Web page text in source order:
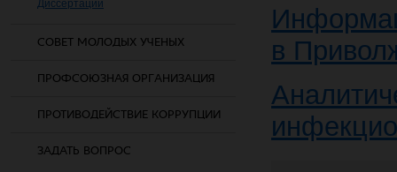
Диссертации
СОВЕТ МОЛОДЫХ УЧЕНЫХ
ПРОФСОЮЗНАЯ ОРГАНИЗАЦИЯ
ПРОТИВОДЕЙСТВИЕ КОРРУПЦИИ
ЗАДАТЬ ВОПРОС
в